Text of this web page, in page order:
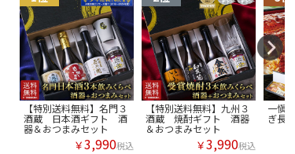
【特別送料無料】名門３
酒蔵 日本酒ギフト 酒
器＆おつまみセット
￥3,990税込
【特別送料無料】九州３
酒蔵 焼酎ギフト 酒器
＆おつまみセット
￥3,990税込
一愼
ぎ長焼